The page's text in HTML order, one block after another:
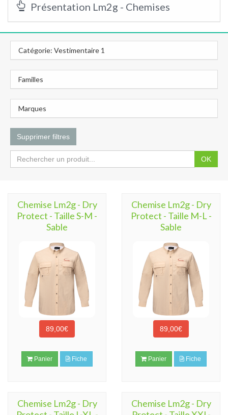
Présentation Lm2g - Chemises
Catégorie: Vestimentaire 1
Familles
Marques
Supprimer filtres
OK
Chemise Lm2g - Dry
Protect - Taille S-M -
Sable
89,00€
Panier Fiche
Chemise Lm2g - Dry
Protect - Taille M-L -
Sable
89,00€
Panier Fiche
Chemise Lm2g - Dry
Chemise Lm2g - Dry